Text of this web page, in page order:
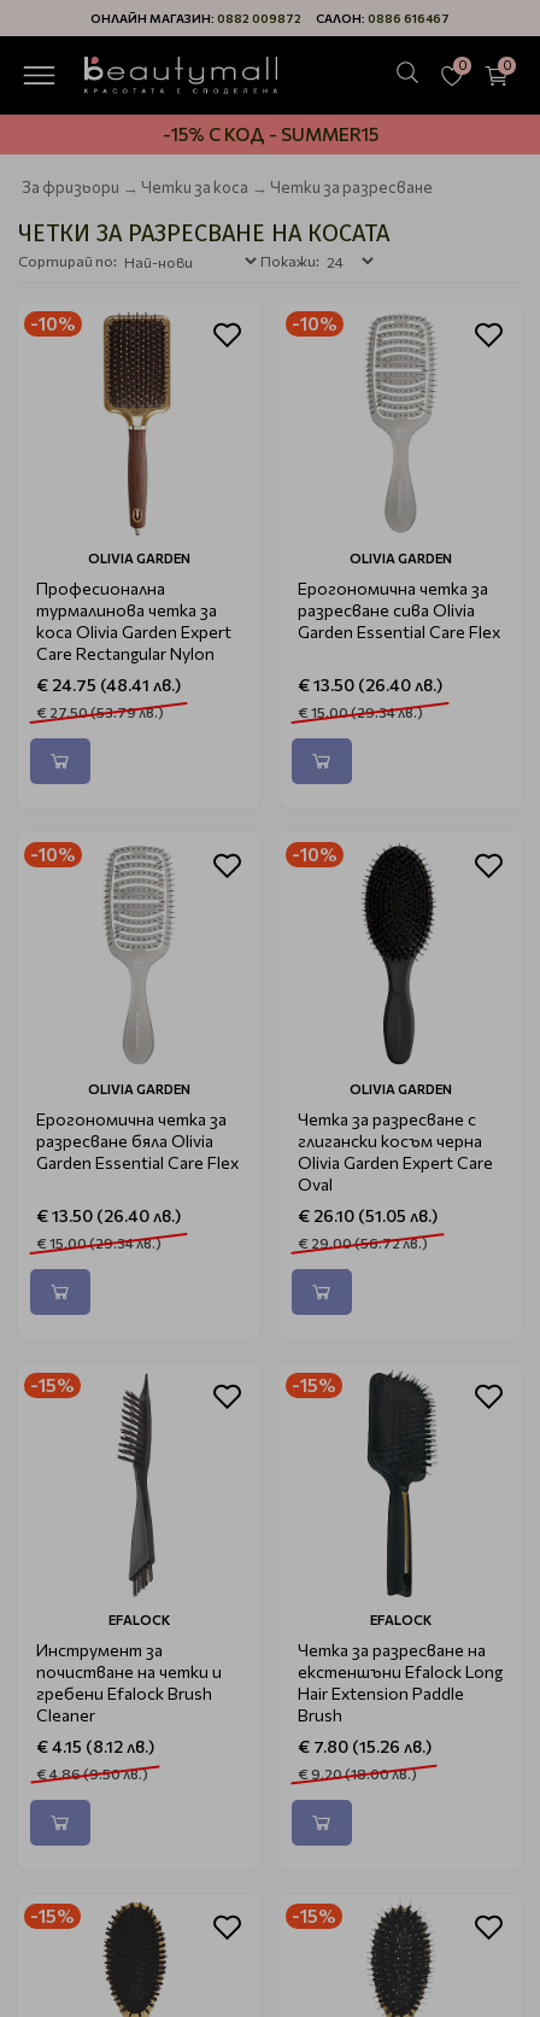
ОНЛАЙН МАГАЗИН: 0882 009872 САЛОН: 0886 616467
0 0
-15% С КОД - SUMMER15
За фризьори Четки за коса Четки за разресване
ЧЕТКИ ЗА РАЗРЕСВАНЕ НА КОСАТА
Сортирай по: Покажи:
-10%
OLIVIA GARDEN
Професионална
турмалинова четка за
коса Olivia Garden Expert
Care Rectangular Nylon
€ 24.75 (48.41 лв.)
€ 27.50 (53.79 лв.)
-10%
OLIVIA GARDEN
Ерогономична четка за
разресване сива Olivia
Garden Essential Care Flex
€ 13.50 (26.40 лв.)
€ 15.00 (29.34 лв.)
-10%
OLIVIA GARDEN
Ерогономична четка за
разресване бяла Olivia
Garden Essential Care Flex
€ 13.50 (26.40 лв.)
€ 15.00 (29.34 лв.)
-10%
OLIVIA GARDEN
Четка за разресване с
глигански косъм черна
Olivia Garden Expert Care
Oval
€ 26.10 (51.05 лв.)
€ 29.00 (56.72 лв.)
-15%
EFALOCK
Инструмент за
почистване на четки и
гребени Efalock Brush
Cleaner
€ 4.15 (8.12 лв.)
€ 4.86 (9.50 лв.)
-15%
EFALOCK
Четка за разресване на
екстеншъни Efalock Long
Hair Extension Paddle
Brush
€ 7.80 (15.26 лв.)
€ 9.20 (18.00 лв.)
-15% -15%